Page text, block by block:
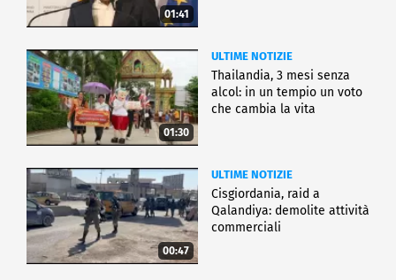
01:41
01:30
ULTIME NOTIZIE
Thailandia, 3 mesi senza
alcol: in un tempio un voto
che cambia la vita
00:47
ULTIME NOTIZIE
Cisgiordania, raid a
Qalandiya: demolite attività
commerciali